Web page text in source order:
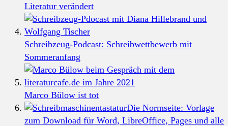
Literatur verändert
Schreibzeug-Podcast: Schreibwettbewerb mit
Sommeranfang
Marco Bülow ist tot
Die Normseite: Vorlage
zum Download für Word, LibreOffice, Pages und alle